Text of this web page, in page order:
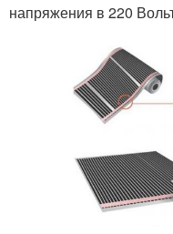
напряжения в 220